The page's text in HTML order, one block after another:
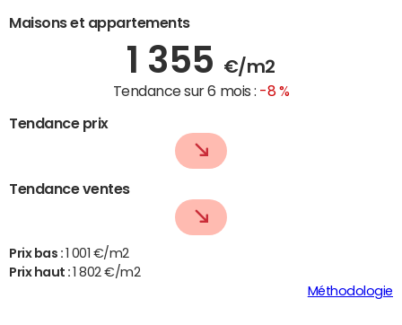
Maisons et appartements
1 355 €/m2
Tendance sur 6 mois : -8 %
Tendance prix
Tendance ventes
Prix bas :
1 001 €/m2
Prix haut :
1 802 €/m2
Méthodologie